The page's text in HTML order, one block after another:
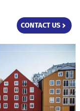
CONTACT US